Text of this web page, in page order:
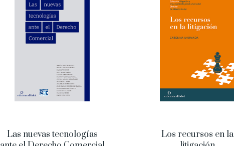
Las nuevas tecnologías
Los recursos en la